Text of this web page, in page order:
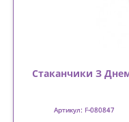
Стаканчики З
Артикул: F-080847